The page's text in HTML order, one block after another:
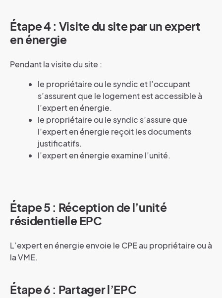
Étape 4 : Visite du site par un expert
en énergie
Pendant la visite du site :
le propriétaire ou le syndic et l’occupant
s’assurent que le logement est accessible à
l’expert en énergie.
le propriétaire ou le syndic s’assure que
l’expert en énergie reçoit les documents
justificatifs.
l’expert en énergie examine l’unité.
Étape 5 : Réception de l’unité
résidentielle EPC
L’expert en énergie envoie le CPE au propriétaire ou à
la VME.
Étape 6 : Partager l’EPC